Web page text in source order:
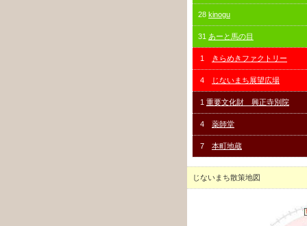
28 kinogu
31 あーと馬の目
1 きらめきファクトリー
4 じないまち展望広場
1 重要文化財 興正寺別院
4 薬師堂
7 本町地蔵
じないまち散策地図